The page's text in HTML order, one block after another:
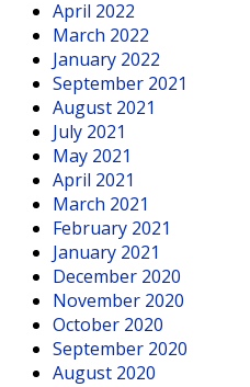
April 2022
March 2022
January 2022
September 2021
August 2021
July 2021
May 2021
April 2021
March 2021
February 2021
January 2021
December 2020
November 2020
October 2020
September 2020
August 2020